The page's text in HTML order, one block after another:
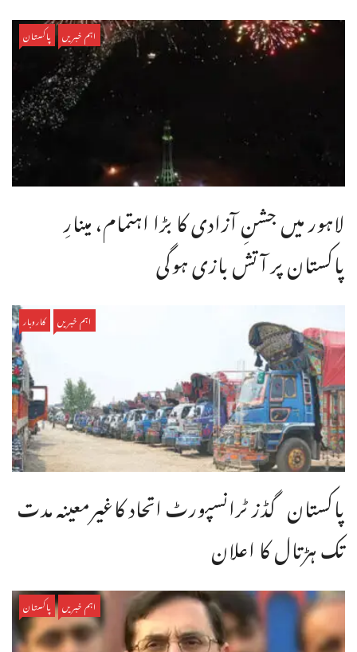
اہم خبریں پاکستان
لاہور میں جشنِ آزادی کا بڑا اہتمام، مینارِ
پاکستان پر آتش بازی ہوگی
اہم خبریں کاروبار
پاکستان گڈز ٹرانسپورٹ اتحاد کاغیرمعینہ مدت
تک ہڑتال کا اعلان
اہم خبریں پاکستان